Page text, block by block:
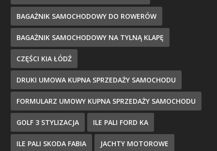
BAGAŻNIK SAMOCHODOWY DO ROWERÓW
BAGAŻNIK SAMOCHODOWY NA TYLNĄ KLAPĘ
CZĘŚCI KIA ŁÓDŹ
DRUKI UMOWA KUPNA SPRZEDAŻY SAMOCHODU
FORMULARZ UMOWY KUPNA SPRZEDAŻY SAMOCHODU
GOLF 3 STYLIZACJA ILE PALI FORD KA
ILE PALI SKODA FABIA JACHTY MOTOROWE